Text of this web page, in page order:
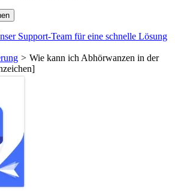
Support-Team für eine schnelle Lösung
> Wie kann ich Abhörwanzen in der